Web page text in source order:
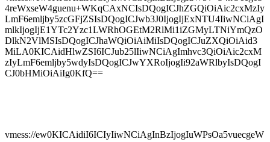
4reWxseW4guenu+WKqCAxNCIsDQogICJhZGQiOiAic2cxMzIy
LmF6emljby5zcGFjZSIsDQogICJwb3J0IjogIjExNTU4IiwNCiAgI
mlkIjogIjE1YTc2Yzc1LWRhOGEtM2RlMi1iZGMyLTNiYmQzO
DlkN2VlMSIsDQogICJhaWQiOiAiMiIsDQogICJuZXQiOiAid3
MiLA0KICAidHlwZSI6ICJub25lIiwNCiAgImhvc3QiOiAic2cxM
zIyLmF6emljby5wdyIsDQogICJwYXRoIjogIi92aWRlbyIsDQogI
CJ0bHMiOiAiIg0KfQ==
vmess://ew0KICAidiI6ICIyIiwNCiAgInBzIjogIuWPsOa5vuecgeW